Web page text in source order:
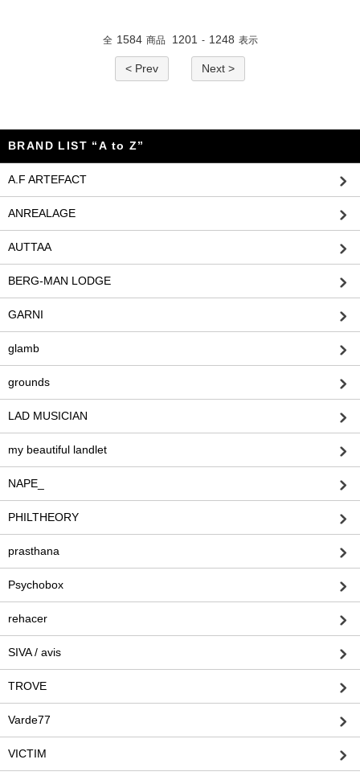
全 1584 商品 1201 - 1248 表示
< Prev Next >
BRAND LIST “A to Z”
A.F ARTEFACT
ANREALAGE
AUTTAA
BERG-MAN LODGE
GARNI
glamb
grounds
LAD MUSICIAN
my beautiful landlet
NAPE_
PHILTHEORY
prasthana
Psychobox
rehacer
SIVA / avis
TROVE
Varde77
VICTIM